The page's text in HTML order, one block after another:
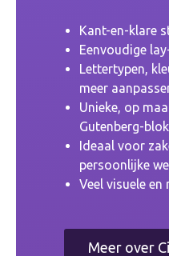
Kant-en-klare
Eenvoudige
Lettertypen,
meer
Unieke, op
Gutenberg-
Ideaal voor
persoonlijke
Veel visuele en
Meer over